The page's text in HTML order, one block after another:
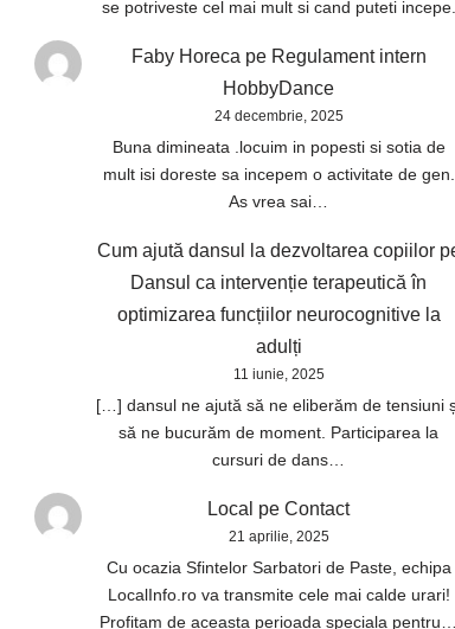
se potriveste cel mai mult si cand puteti incepe.
Faby Horeca pe Regulament intern
HobbyDance
24 decembrie, 2025
Buna dimineata .locuim in popesti si sotia de
mult isi doreste sa incepem o activitate de gen.
As vrea sai…
Cum ajută dansul la dezvoltarea copiilor
Dansul ca intervenție terapeutică în
optimizarea funcțiilor neurocognitive la
adulți
11 iunie, 2025
[…] dansul ne ajută să ne eliberăm de tensiuni
să ne bucurăm de moment. Participarea la
cursuri de dans…
Local pe Contact
21 aprilie, 2025
Cu ocazia Sfintelor Sarbatori de Paste, echipa
LocalInfo.ro va transmite cele mai calde urari!
Profitam de aceasta perioada speciala pentru…